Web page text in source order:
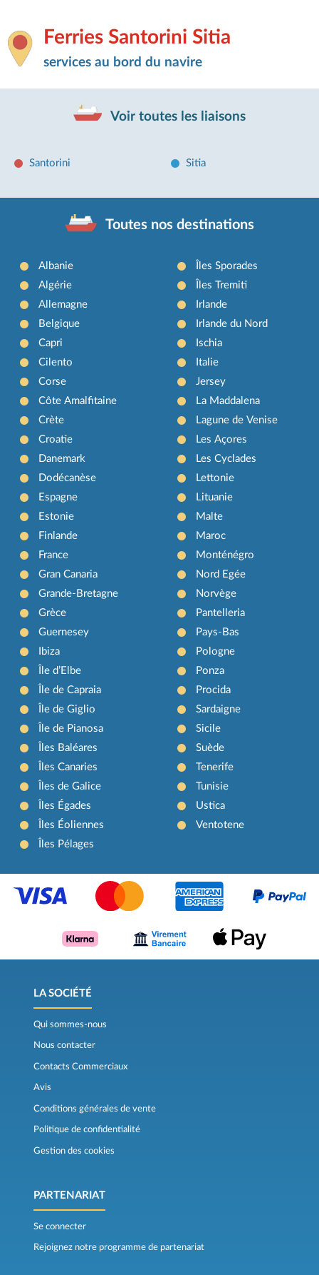
Ferries Santorini Sitia
services au bord du navire
Voir toutes les liaisons
Santorini Sitia
Toutes nos destinations
Albanie
Algérie
Allemagne
Belgique
Capri
Cilento
Corse
Côte Amalfitaine
Crète
Croatie
Danemark
Dodécanèse
Espagne
Estonie
Finlande
France
Gran Canaria
Grande-Bretagne
Grèce
Guernesey
Ibiza
Île d’Elbe
Île de Capraia
Île de Giglio
Île de Pianosa
Îles Baléares
Îles Canaries
Îles de Galice
Îles Égades
Îles Éoliennes
Îles Pélages
Îles Sporades
Îles Tremiti
Irlande
Irlande du Nord
Ischia
Italie
Jersey
La Maddalena
Lagune de Venise
Les Açores
Les Cyclades
Lettonie
Lituanie
Malte
Maroc
Monténégro
Nord Egée
Norvège
Pantelleria
Pays-Bas
Pologne
Ponza
Procida
Sardaigne
Sicile
Suède
Tenerife
Tunisie
Ustica
Ventotene
LA SOCIÉTÉ
Qui sommes-nous
Nous contacter
Contacts Commerciaux
Avis
Conditions générales de vente
Politique de confidentialité
Gestion des cookies
PARTENARIAT
Se connecter
Rejoignez notre programme de partenariat